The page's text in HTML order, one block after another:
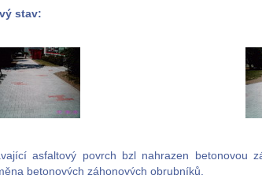
stav:
asfaltový povrch bzl nahrazen betonovou
betonových záhonových obrubníků.